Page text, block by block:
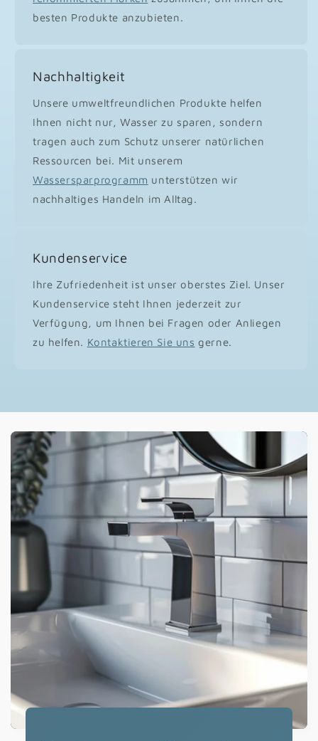
besten Produkte anzubieten.
Nachhaltigkeit
Unsere umweltfreundlichen Produkte helfen
Ihnen nicht nur, Wasser zu sparen, sondern
tragen auch zum Schutz unserer natürlichen
Ressourcen bei. Mit unserem
Wassersparprogramm unterstützen wir
nachhaltiges Handeln im Alltag.
Kundenservice
Ihre Zufriedenheit ist unser oberstes Ziel. Unser
Kundenservice steht Ihnen jederzeit zur
Verfügung, um Ihnen bei Fragen oder Anliegen
zu helfen. Kontaktieren Sie uns gerne.